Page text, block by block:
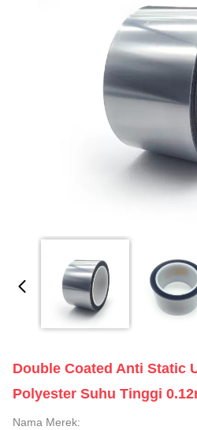
Double Coated Anti Static
Polyester Suhu Tinggi
Nama Merek: